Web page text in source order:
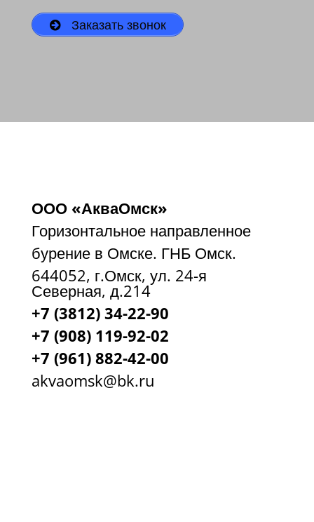
Заказать звонок
ООО «АкваОмск»
Горизонтальное направленное
бурение в Омске. ГНБ Омск.
644052, г.Омск, ул. 24-я
Северная, д.214
+7 (3812) 34-22-90
+7 (908) 119-92-02
+7 (961) 882-42-00
akvaomsk@bk.ru